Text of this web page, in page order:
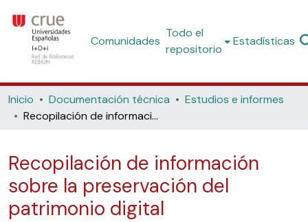
Comunidades
Todo el
repositorio
Estadísticas
Inicio Documentación técnica
Estudios e informes
Recopilación de información sobre la preservación del patrimonio digital
Recopilación de información
sobre la preservación del
patrimonio digital